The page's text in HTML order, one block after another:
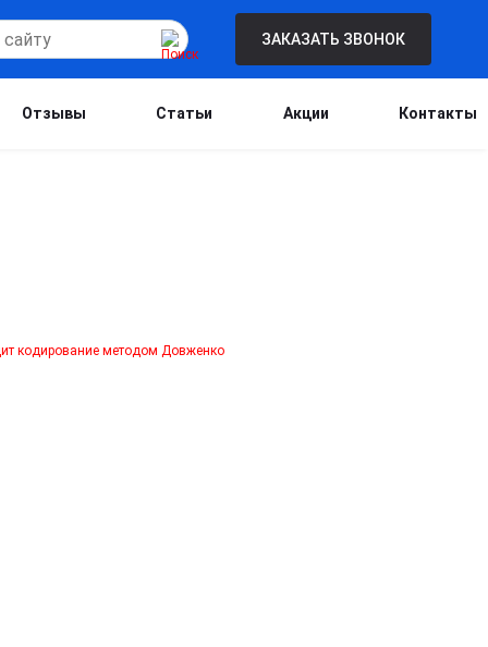
ЗАКАЗАТЬ ЗВОНОК
Отзывы Статьи Акции Контакты